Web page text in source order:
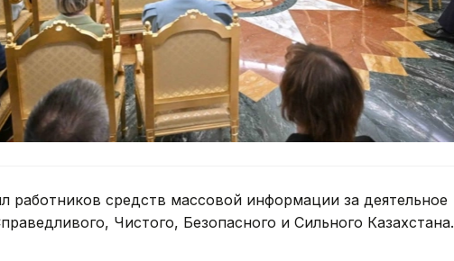
работников средств массовой информации за деятельное
Чистого, Безопасного и Сильного Казахстана.